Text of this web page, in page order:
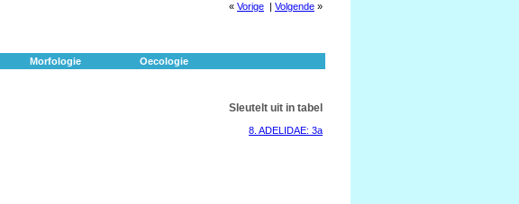
« Vorige | Volgende »
Morfologie Oecologie
Sleutelt uit in tabel
8. ADELIDAE: 3a